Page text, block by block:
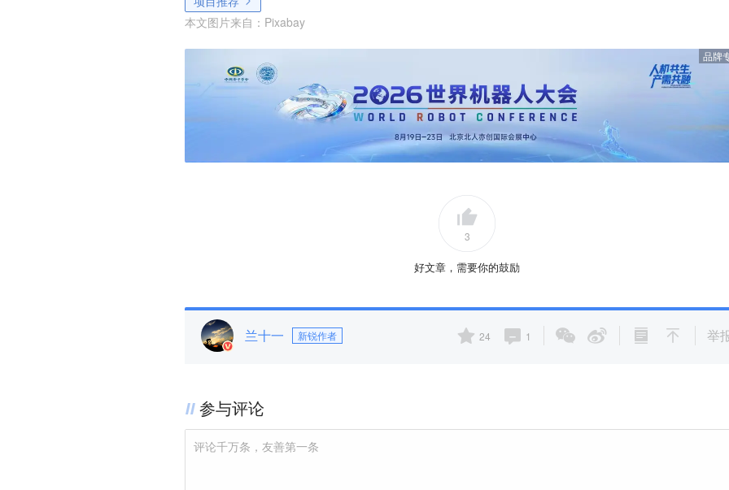
本文图片来自： Pixabay
品牌
3
好文章，需要你的鼓励
兰十一 新锐作者 24 1 举
参与评论
评论千万条，友善第一条